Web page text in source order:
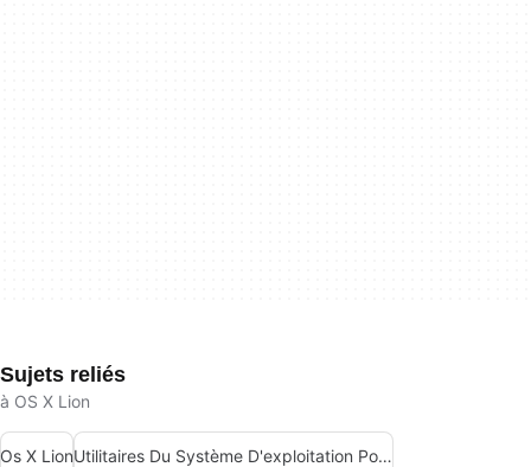
Sujets reliés
à OS X Lion
Os X Lion Utilitaires Du Système D'exploitation Pour Mac